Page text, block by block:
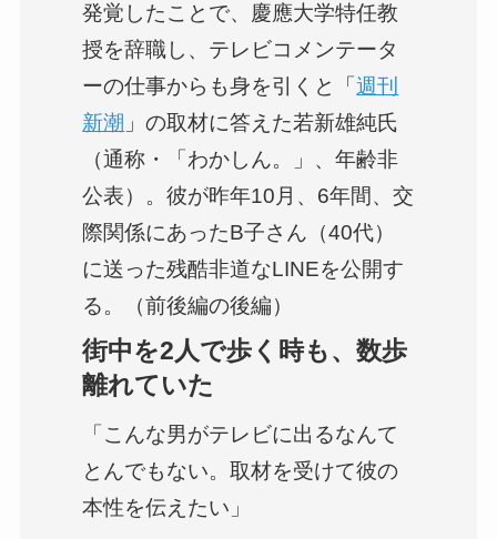
発覚したことで、慶應大学特任教
授を辞職し、テレビコメンテータ
ーの仕事からも身を引くと「週刊
新潮 」の取材に答えた若新雄純氏
（通称・「わかしん。」、年齢非
公表）。彼が昨年10月、6年間、交
際関係にあったB子さん（40代）
に送った残酷非道なLINEを公開す
る。（前後編の後編）
街中を2人で歩く時も、数歩
離れていた
「こんな男がテレビに出るなんて
とんでもない。取材を受けて彼の
本性を伝えたい」